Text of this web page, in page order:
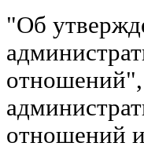
"Об
отношений",
отношений и